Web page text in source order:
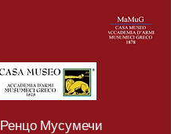
Ренцо Мусумечи